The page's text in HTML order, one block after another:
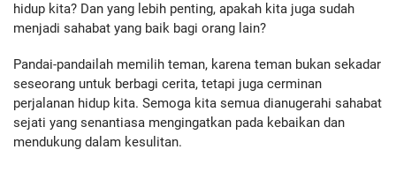
hidup kita? Dan yang lebih penting, apakah kita juga sudah
menjadi sahabat yang baik bagi orang lain?
Pandai-pandailah memilih teman, karena teman bukan sekadar
seseorang untuk berbagi cerita, tetapi juga cerminan
perjalanan hidup kita. Semoga kita semua dianugerahi sahabat
sejati yang senantiasa mengingatkan pada kebaikan dan
mendukung dalam kesulitan.